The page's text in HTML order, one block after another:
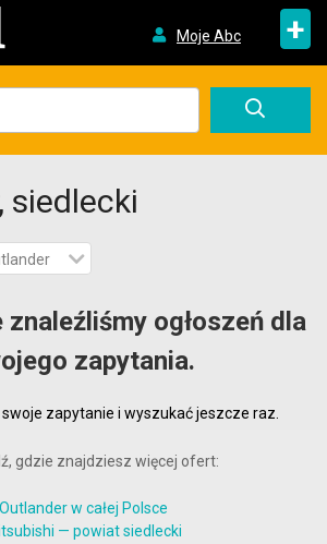
Moje Abc +
siedlecki
ogłoszeń dla
zapytania.
zapytanie i wyszukać jeszcze raz.
gdzie znajdziesz więcej ofert:
Outlander w całej Polsce
— powiat siedlecki